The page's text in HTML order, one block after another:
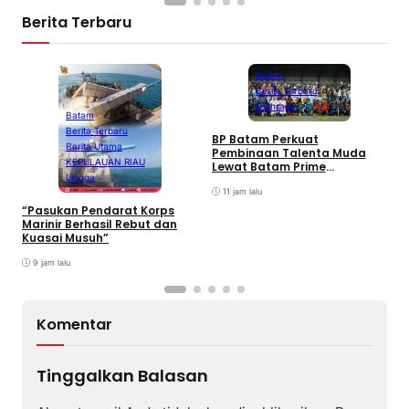
Berita Terbaru
Batam
Berita Terbaru
Berita Utama
KEPULAUAN RIAU
Lingga
“Pasukan Pendarat Korps
Marinir Berhasil Rebut dan
Kuasai Musuh”
9 jam lalu
Batam
Berita Terbaru
Olahraga
BP Batam Perkuat
Pembinaan Talenta Muda
Lewat Batam Prime
Football sebagai Festival
11 jam lalu
Komentar
Tinggalkan Balasan